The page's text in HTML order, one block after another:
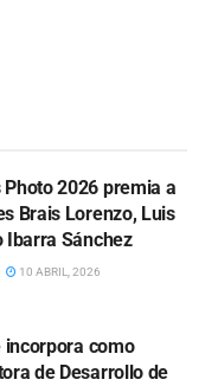
Photo 2026 premia a
Brais Lorenzo, Luis
Ibarra Sánchez
10 ABRIL, 2026
incorpora como
de Desarrollo de